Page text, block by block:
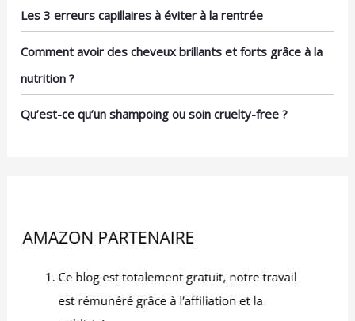
Les 3 erreurs capillaires à éviter à la rentrée
Comment avoir des cheveux brillants et forts grâce à la
nutrition ?
Qu’est-ce qu’un shampoing ou soin cruelty-free ?